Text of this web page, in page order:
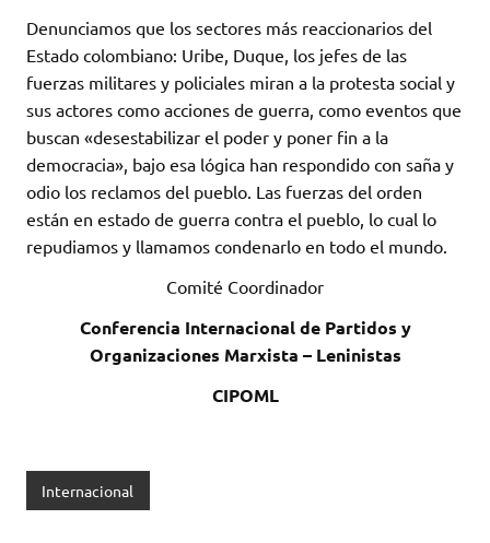
Denunciamos que los sectores más reaccionarios del
Estado colombiano: Uribe, Duque, los jefes de las
fuerzas militares y policiales miran a la protesta social y
sus actores como acciones de guerra, como eventos que
buscan «desestabilizar el poder y poner fin a la
democracia», bajo esa lógica han respondido con saña y
odio los reclamos del pueblo. Las fuerzas del orden
están en estado de guerra contra el pueblo, lo cual lo
repudiamos y llamamos condenarlo en todo el mundo.
Comité Coordinador
Conferencia Internacional de Partidos y
Organizaciones Marxista – Leninistas
CIPOML
Internacional